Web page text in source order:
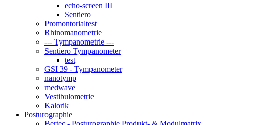
echo-screen III
Sentiero
Promontorialtest
Rhinomanometrie
--- Tympanometrie ---
Sentiero Tympanometer
test
GSI 39 - Tympanometer
nanotymp
medwave
Vestibulometrie
Kalorik
Posturographie